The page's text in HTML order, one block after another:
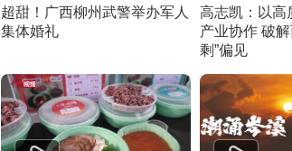
超甜！广西柳州武警举办军人
集体婚礼
高志凯：以高
产业协作 破
剩”偏见